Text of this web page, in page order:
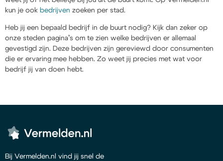
kun je ook bedrijven zoeken per stad.
Heb jij een bepaald bedrijf in de buurt nodig? Kijk dan zeker op
onze steden pagina’s om te zien welke bedrijven er allemaal
gevestigd zijn. Deze bedrijven zijn gereviewd door consumenten
die er ervaring mee hebben. Zo weet jij precies met wat voor
bedrijf jij van doen hebt.
Bij Vermelden.nl vind jij snel de